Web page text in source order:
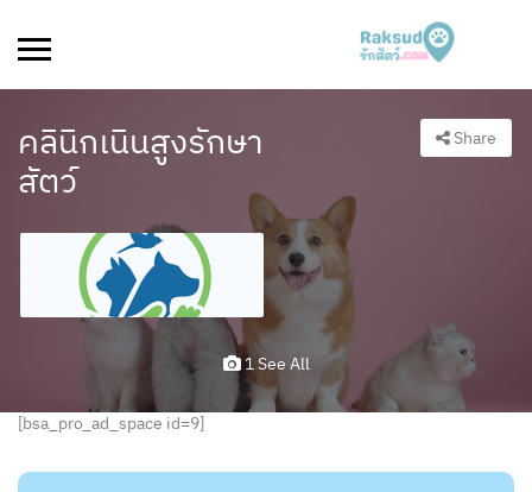
คลินิกเนินสูงรักษา
สัตว์
Share
1 See All
[bsa_pro_ad_space id=9]